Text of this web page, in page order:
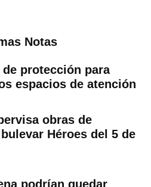
Notas
protección para
espacios de atención
obras de
Héroes del 5 de
podrían quedar